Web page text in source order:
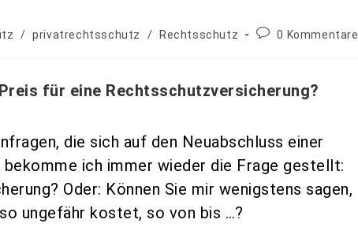
/ privatrechtsschutz / Rechtsschutz 0 Kommentare
für eine Rechtsschutzversicherung?
die sich auf den Neuabschluss einer
ich immer wieder die Frage gestellt:
Oder: Können Sie mir wenigstens sagen,
ungefähr kostet, so von bis …?